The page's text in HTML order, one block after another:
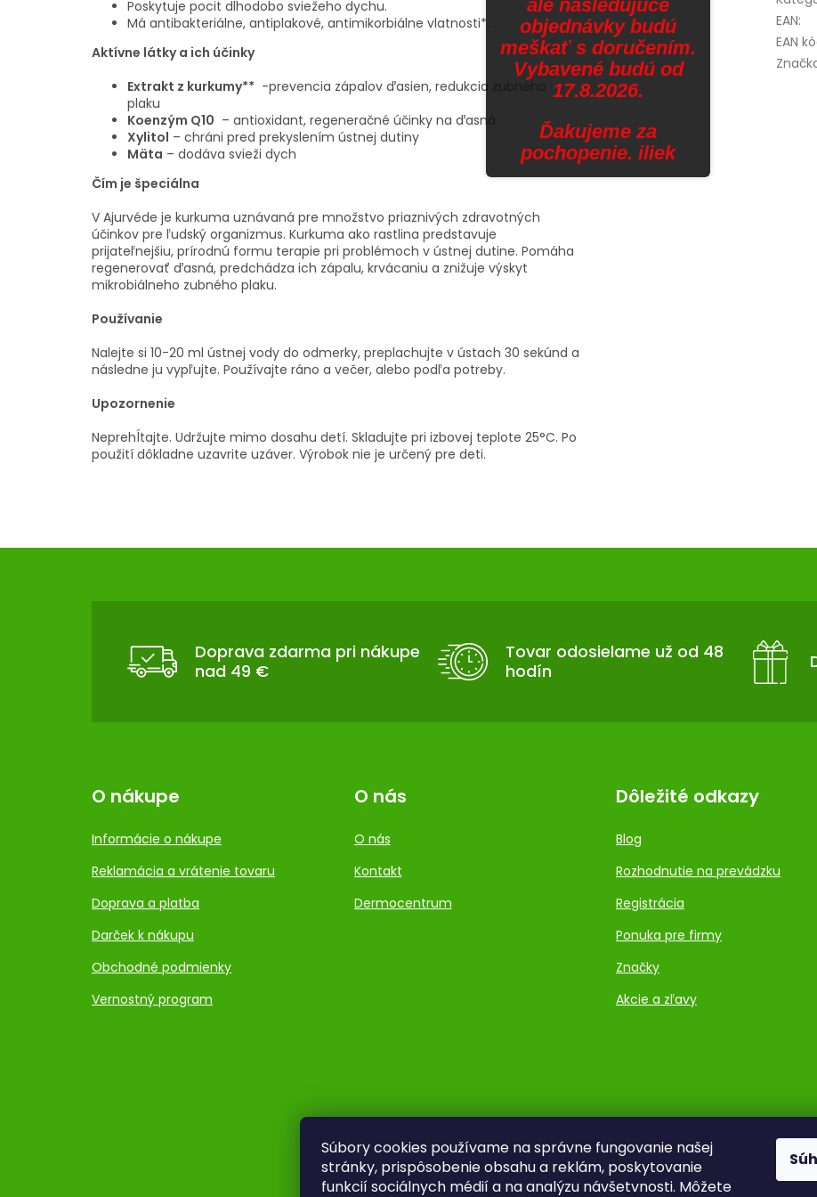
Súbory cookies používame na správne fungovanie našej
stránky, prispôsobenie obsahu a reklám, poskytovanie
funkcií sociálnych médií a na analýzu návšetvnosti. Môžete
Poskytuje pocit dlhodobo sviežeho dychu.
Má antibakteriálne, antiplakové, antimikorbiálne vlatnosti*.
Aktívne látky a ich účinky
Extrakt z kurkumy** -prevencia zápalov ďasien, redukcia zubného
plaku
Koenzým Q10 – antioxidant, regeneračné účinky na ďasná
Xylitol – chráni pred prekyslením ústnej dutiny
Mäta – dodáva svieži dych
Čím je špeciálna
V Ajurvéde je kurkuma uznávaná pre množstvo priaznivých zdravotných
účinkov pre ľudský organizmus. Kurkuma ako rastlina predstavuje
prijateľnejšiu, prírodnú formu terapie pri problémoch v ústnej dutine. Pomáha
regenerovať ďasná, predchádza ich zápalu, krvácaniu a znižuje výskyt
mikrobiálneho zubného plaku.
Používanie
Nalejte si 10-20 ml ústnej vody do odmerky, preplachujte v ústach 30 sekúnd a
následne ju vypľujte. Používajte ráno a večer, alebo podľa potreby.
Upozornenie
Neprehĺtajte. Udržujte mimo dosahu detí. Skladujte pri izbovej teplote 25°C. Po
použití dôkladne uzavrite uzáver. Výrobok nie je určený pre deti.
EAN:
EAN
Doprava zdarma pri nákupe
nad 49 €
Tovar odosielame už od 48
hodín
O nákupe
Informácie o nákupe
Reklamácia a vrátenie tovaru
Doprava a platba
Darček k nákupu
Obchodné podmienky
Vernostný program
O nás
O nás
Kontakt
Dermocentrum
Dôležité odkazy
Blog
Rozhodnutie na prevádzku
Registrácia
Ponuka pre firmy
Značky
Akcie a zľavy
ale nasledujúce
objednávky budú
meškať s doručením.
Vybavené budú od
17.8.2026.
Ďakujeme za
pochopenie. iliek